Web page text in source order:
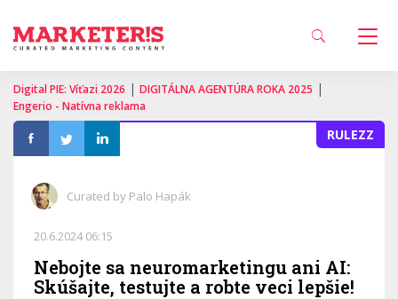
Digital PIE: Víťazi 2026 | DIGITÁLNA AGENTÚRA ROKA 2025 |
Engerio - Natívna reklama
RULEZZ
Curated by Palo Hapák
20.6.2024 06:15
Nebojte sa neuromarketingu ani AI:
Skúšajte, testujte a robte veci lepšie!